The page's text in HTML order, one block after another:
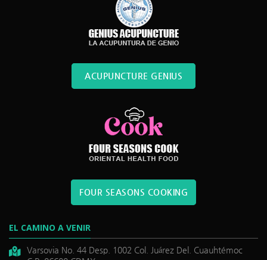
ACUPUNCTURE GENIUS
FOUR SEASONS COOKING
EL CAMINO A VENIR
Varsovia No. 44 Desp. 1002 Col. Juárez Del. Cuauhtémoc